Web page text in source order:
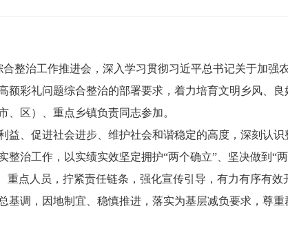
治工作推进会，深入学习贯彻习近平总书记关于加强
额彩礼问题综合整治的部署要求，着力培育文明乡风、
区）、重点乡镇负责同志参加。
、促进社会进步、维护社会和谐稳定的高度，深刻认识
治工作，以实绩实效坚定拥护“两个确立”、坚决做到“
重点人员，拧紧责任链条，强化宣传引导，有力有序有
基调，因地制宜、稳慎推进，落实为基层减负要求，尊